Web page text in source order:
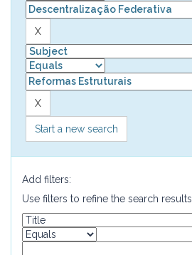
Start a new search
Add filters:
Use filters to refine the search results.